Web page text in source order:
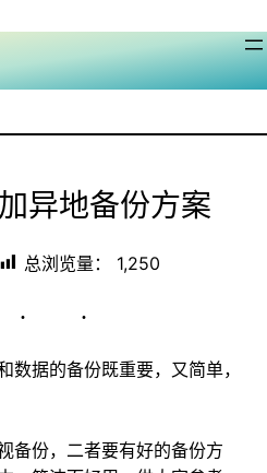
异地备份方案
总浏览量： 1,250
数据的备份既重要，又简单，
备份，二者要有好的备份方